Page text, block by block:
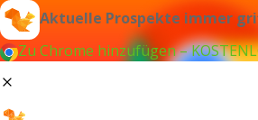
Aktuelle Prospekte immer
Zu Chrome hinzufügen –